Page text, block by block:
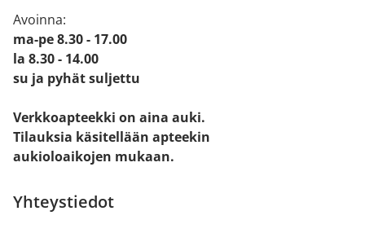
Avoinna:
ma-pe 8.30 - 17.00
la 8.30 - 14.00
su ja pyhät suljettu
Verkkoapteekki on aina auki.
Tilauksia käsitellään apteekin
aukioloaikojen mukaan.
Yhteystiedot